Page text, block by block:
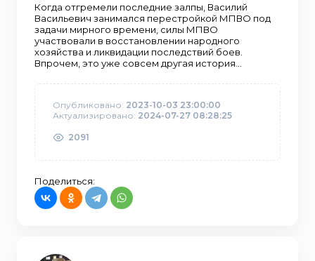
Когда отгремели последние залпы, Василий
Васильевич занимался перестройкой МПВО под
задачи мирного времени, силы МПВО
участвовали в восстановлении народного
хозяйства и ликвидации последствий боев.
Впрочем, это уже совсем другая история…
Опубликовано: 2023-10-03 23:00:00
Актуализировано: 2024-07-27 08:28:25
2091
Поделиться: